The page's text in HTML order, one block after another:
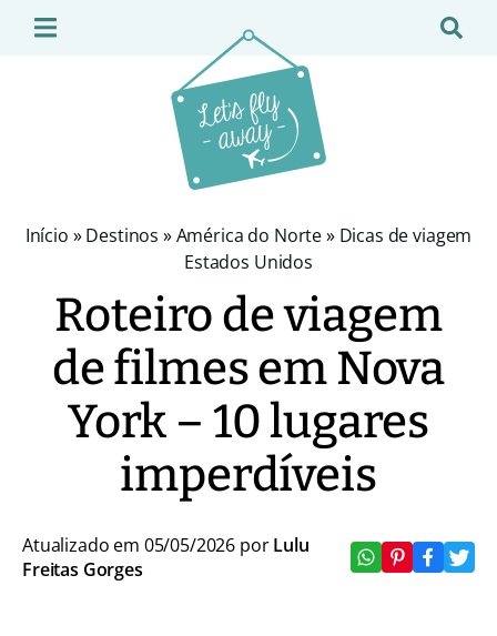
Início »Destinos »América do Norte» Dicas de viagem
Estados Unidos
Roteiro de viagem
de filmes em Nova
York – 10 lugares
imperdíveis
Atualizado em 05/05/2026 porLulu
Freitas Gorges